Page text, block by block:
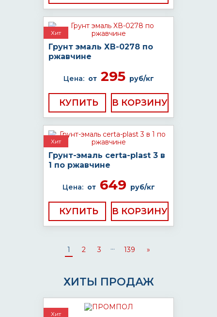
Хит
Грунт эмаль ХВ-0278 по
ржавчине
Цена: от295 руб/кг
КУПИТЬ
Хит
Грунт-эмаль certa-plast 3 в
1 по ржавчине
Цена: от649 руб/кг
КУПИТЬ
1 2 3 ... 139 »
ХИТЫ ПРОДАЖ
Хит